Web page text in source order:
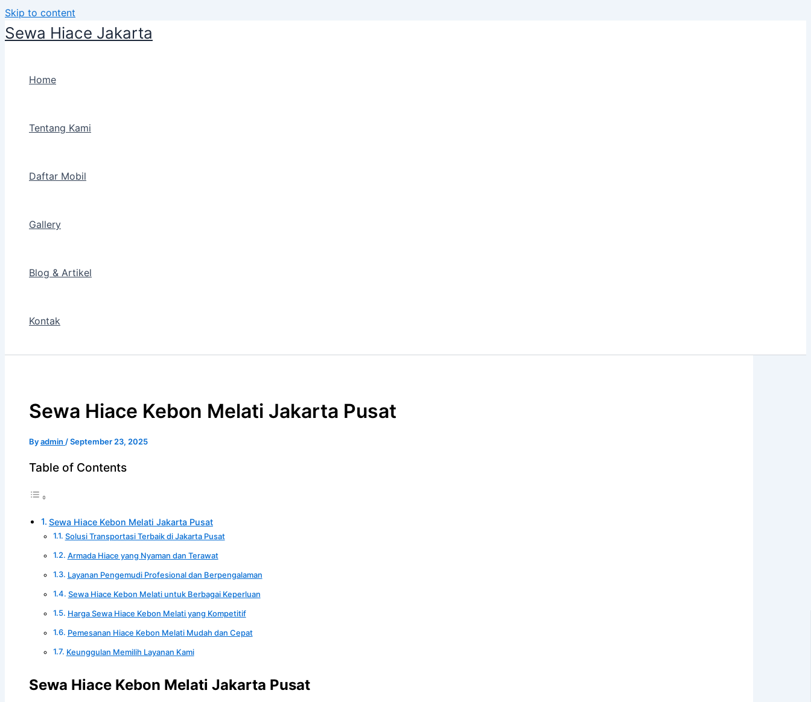
Skip to content
Sewa Hiace Jakarta
Home
Tentang Kami
Daftar Mobil
Gallery
Blog & Artikel
Kontak
Sewa Hiace Kebon Melati Jakarta Pusat
Byadmin /September 23, 2025
Table of Contents
Sewa Hiace Kebon Melati Jakarta Pusat
Solusi Transportasi Terbaik di Jakarta Pusat
Armada Hiace yang Nyaman dan Terawat
Layanan Pengemudi Profesional dan Berpengalaman
Sewa Hiace Kebon Melati untuk Berbagai Keperluan
Harga Sewa Hiace Kebon Melati yang Kompetitif
Pemesanan Hiace Kebon Melati Mudah dan Cepat
Keunggulan Memilih Layanan Kami
Sewa Hiace Kebon Melati Jakarta Pusat